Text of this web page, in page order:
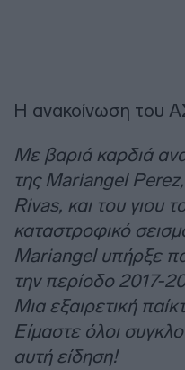
Η ανακοίνωση του
Με βαριά καρδιά
της Mariangel
Rivas, και του γιου
καταστροφικό
Mariangel υπήρξε
την περίοδο 2017-
Μια εξαιρετική
Είμαστε όλοι
αυτή είδηση!